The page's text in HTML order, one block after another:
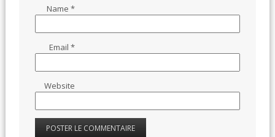
Name*
Email*
Website